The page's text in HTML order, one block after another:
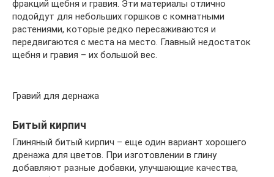
фракций щебня и гравия. Эти материалы отлично
подойдут для небольших горшков с комнатными
растениями, которые редко пересаживаются и
передвигаются с места на место. Главный недостаток
щебня и гравия – их большой вес.
Гравий для дернажа
Битый кирпич
Глиняный битый кирпич – еще один вариант хорошего
дренажа для цветов. При изготовлении в глину
добавляют разные добавки, улучшающие качества,